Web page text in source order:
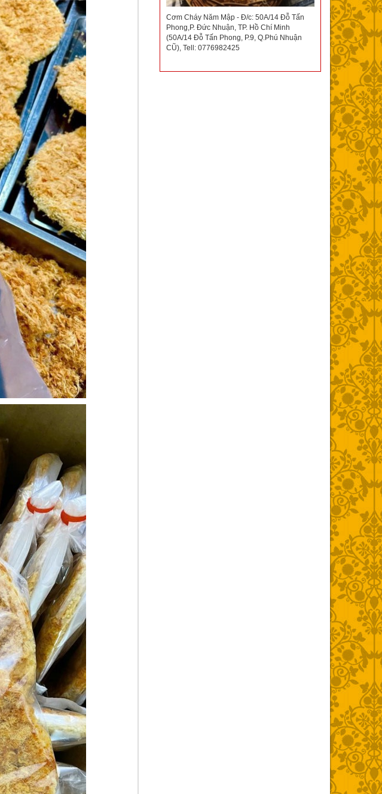
Cơm Cháy Năm Mập - Đ/c: 50A/14 Đỗ Tấn
Phong,P. Đức Nhuận, TP. Hồ Chí Minh
(50A/14 Đỗ Tấn Phong, P.9, Q.Phú Nhuận
CŨ), Tell: 0776982425